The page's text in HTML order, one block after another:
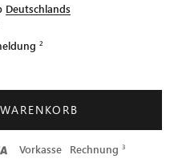
Deutschlands
Vorkasse Rechnung